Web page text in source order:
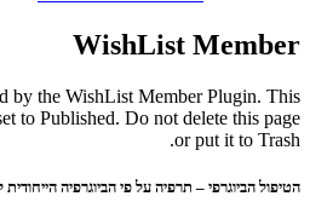
WishList Member
by the WishList Member Plugin. This
to Published. Do not delete this page
or put it to Trash.
הטיפול הביוגרפי – תרפיה על פי הביוגרפיה הייחודית